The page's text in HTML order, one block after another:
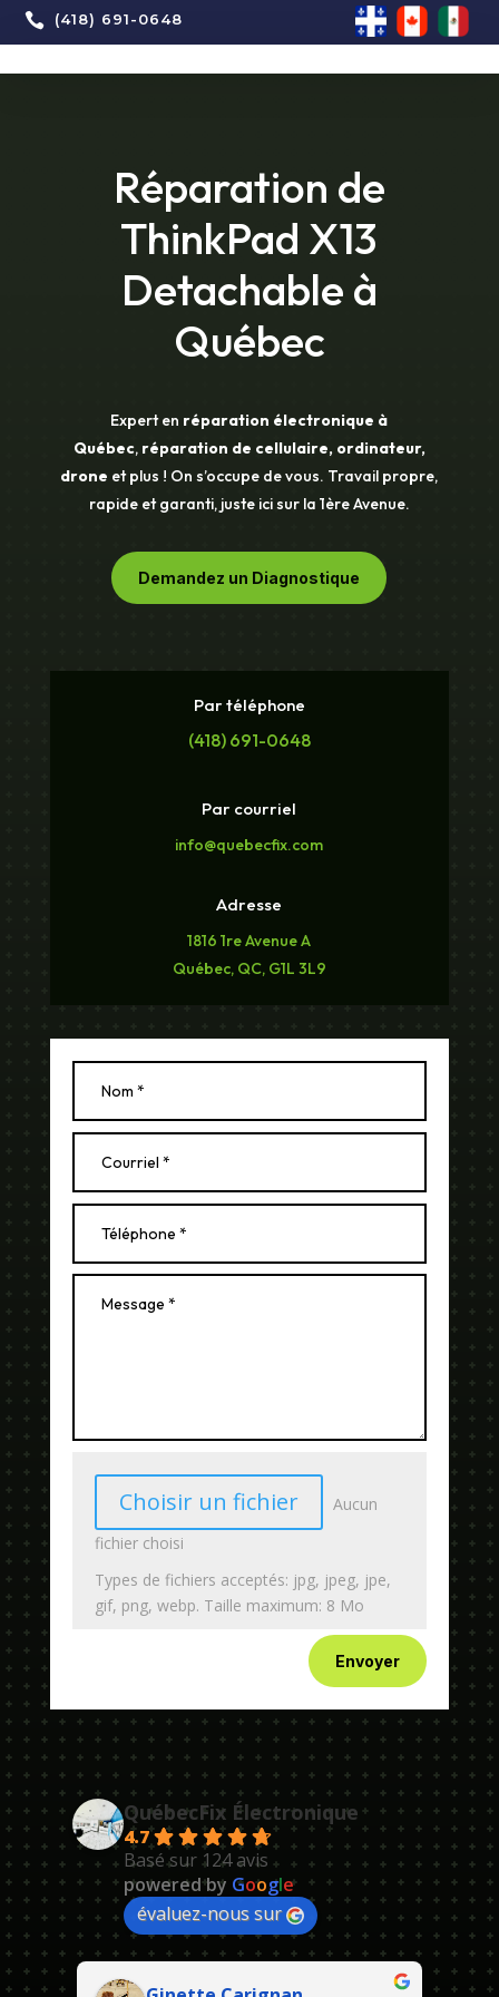
 (418) 691-0648
Réparation de
ThinkPad X13
Detachable à
Québec
Expert en réparation électronique à
Québec, réparation de cellulaire, ordinateur,
drone et plus ! On s’occupe de vous. Travail propre,
rapide et garanti, juste ici sur la 1ère Avenue.
Demandez un Diagnostique
Par téléphone
(418) 691-0648
Par courriel
info@quebecfix.com
Adresse
1816 1re Avenue A
Québec, QC, G1L 3L9
Choisir un fichier
Aucun
fichier choisi
Types de fichiers acceptés: jpg, jpeg, jpe,
gif, png, webp. Taille maximum: 8 Mo
Envoyer
QuébecFix Électronique
4.7
Basé sur 124 avis
powered by Google
évaluez-nous sur